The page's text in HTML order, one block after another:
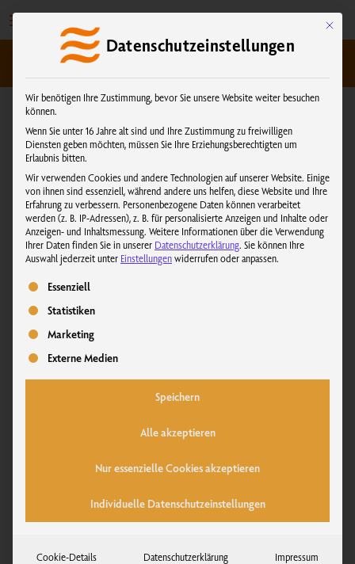
Inhalt
springen
kundenservice@physiotherm.com
ANLEITUNGEN · PHYSIOTHERM INFRAROTKABINEN
Anleitungen für Betrieb und Montage
Anleitungen für Betrieb, Montage und Wartung zu unseren
Produkten finden Sie hier als Download bereitgestellt.
MyPhysiotherm App Update
Infrarotkabinen
Bedienungsanleitung für Infrarotkabinen von Physiotherm.
DOWNLOAD
Mit
Datenschutzeinstellungen
Wir benötigen Ihre Zustimmung, bevor Sie unsere Website weiter besuchen
können.
Wenn Sie unter 16 Jahre alt sind und Ihre Zustimmung zu freiwilligen
Diensten geben möchten, müssen Sie Ihre Erziehungsberechtigten um
Erlaubnis bitten.
Wir verwenden Cookies und andere Technologien auf unserer Website. Einige
von ihnen sind essenziell, während andere uns helfen, diese Website und Ihre
Erfahrung zu verbessern. Personenbezogene Daten können verarbeitet
werden (z. B. IP-Adressen), z. B. für personalisierte Anzeigen und Inhalte oder
Anzeigen- und Inhaltsmessung. Weitere Informationen über die Verwendung
Ihrer Daten finden Sie in unserer Datenschutzerklärung. Sie können Ihre
Auswahl jederzeit unter Einstellungenwiderrufen oder anpassen.
Es folgt eine Liste der Service-Gruppen, für die eine Einwilligung erteilt
Essenziell
Statistiken
Marketing
Externe Medien
Speichern
Alle akzeptieren
Nur essenzielle Cookies akzeptieren
Individuelle Datenschutzeinstellungen
Cookie-Details Datenschutzerklärung Impressum